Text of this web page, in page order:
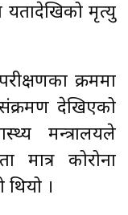
यतादेखिको मृत्यु
क्रममा
देखिएको
मन्त्रालयले
मात्र कोरोना
।